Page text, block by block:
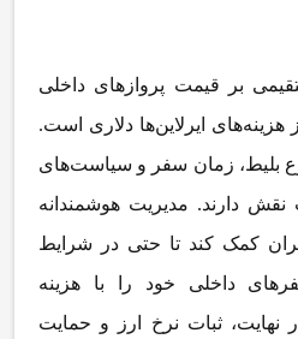
بر قیمت پروازهای داخلی
هزینههای ایرلاینها دلاری است.
بلیط، زمان سفر و سیاستهای
نقش دارند. مدیریت هوشمندانه
کمک کند تا حتی در شرایط
داخلی خود را با هزینه
نهایت، ثبات نرخ ارز و حمایت